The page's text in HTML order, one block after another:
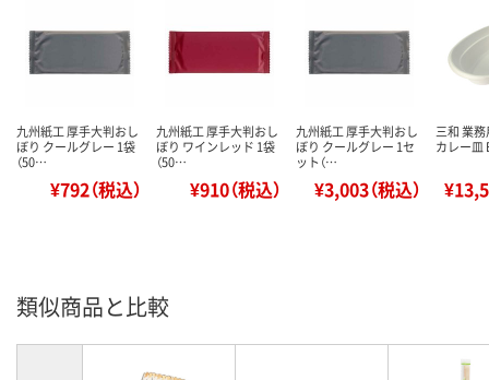
九州紙工 厚手大判おし
ぼり クールグレー 1袋
（50…
¥792（税込）
九州紙工 厚手大判おし
ぼり ワインレッド 1袋
（50…
¥910（税込）
九州紙工 厚手大判おし
ぼり クールグレー 1セ
ット（…
¥3,003（税込）
三和 業
カレー皿
類似商品と比較